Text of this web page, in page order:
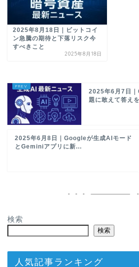
2025年8月18日｜ビットコイ
ン急騰の期待と下落リスク今
すべきこと
2025年8月18日
2025年6月7日
題に敢えて答え
2025年6月8日｜Googleが生成AIモード
とGeminiアプリに新...
検索
検索
人気記事ランキング